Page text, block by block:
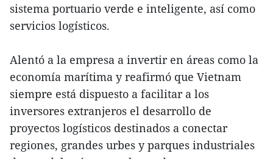
sistema portuario verde e inteligente, así como
servicios logísticos.
Alentó a la empresa a invertir en áreas como la
economía marítima y reafirmó que Vietnam
siempre está dispuesto a facilitar a los
inversores extranjeros el desarrollo de
proyectos logísticos destinados a conectar
regiones, grandes urbes y parques industriales